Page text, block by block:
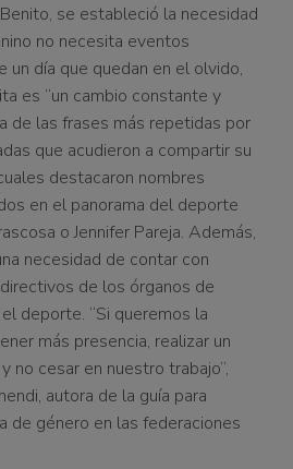
se estableció la necesidad
no necesita eventos
un día que quedan en el olvido,
es “un cambio constante y
de las frases más repetidas por
que acudieron a compartir su
destacaron nombres
en el panorama del deporte
o Jennifer Pareja. Además,
necesidad de contar con
de los órganos de
deporte. “Si queremos la
más presencia, realizar un
no cesar en nuestro trabajo”,
autora de la guía para
de género en las federaciones